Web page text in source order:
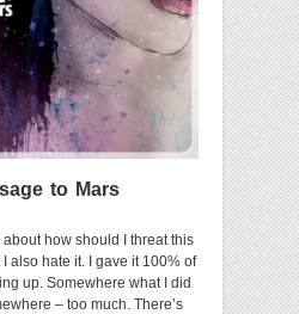
to Mars
about how should I threat this
also hate it. I gave it 100% of
up. Somewhere what I did
– too much. There’s